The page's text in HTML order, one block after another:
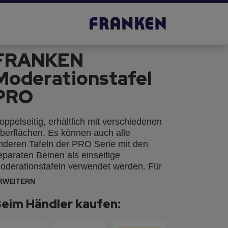
erhältlich mit verschiedenen
Es können auch alle
Tafeln der PRO Serie mit den
Beinen als einseitige
verwendet werden. Für
stationären Einsatz als einteilige
klappbare Ausführung. Die Tafeln
im Hoch- oder Querformat
Händler kaufen: